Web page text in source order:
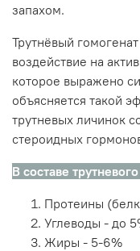
запахом.
Трутнёвый
воздействие на
которое выражено
объясняется такой
трутневых личинок
стероидных
В составе
Протеины
Углеводы - до
Жиры - 5-6%